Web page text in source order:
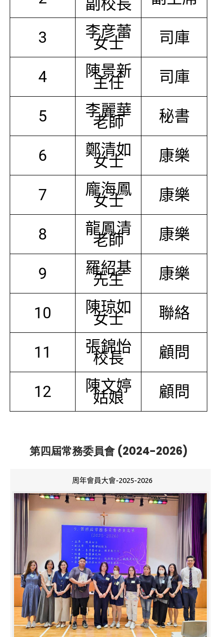
副校長
3 李彦蕾
女士 司庫
4 陳景新
主任 司庫
5 李麗華
老師 秘書
6 鄭清如
女士 康樂
7 龐海鳳
女士 康樂
8 龍鳳清
老師 康樂
9 羅紹基
先生 康樂
10 陳琼如
女士 聯絡
11 張錦怡
校長 顧問
12 陳文婷
姑娘 顧問
第四屆常務委員會 (2024-2026)
周年會員大會-2025-2026